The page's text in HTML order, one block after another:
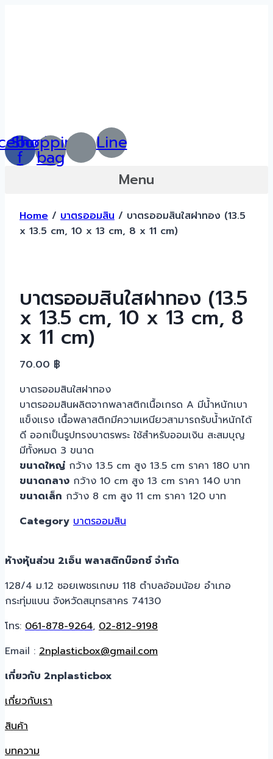
f
Shopping-
bag
Line
Menu
Home / บาตรออมสิน / บาตรออมสินใสฝาทอง (13.5
x 13.5 cm, 10 x 13 cm, 8 x 11 cm)
บาตรออมสินใสฝาทอง (13.5
x 13.5 cm, 10 x 13 cm, 8
x 11 cm)
70.00 ฿
บาตรออมสินใสฝาทอง
บาตรออมสินผลิตจากพลาสติกเนื้อเกรด A มีน้ำหนักเบา
แข็งเเรง เนื้อพลาสติกมีความเหนียวสามารถรับน้ำหนักได้
ดี ออกเป็นรูปทรงบาตรพระ ใช้สำหรับออมเงิน สะสมบุญ
มีทั้งหมด 3 ขนาด
ขนาดใหญ่ กว้าง 13.5 cm สูง 13.5 cm ราคา 180 บาท
ขนาดกลาง กว้าง 10 cm สูง 13 cm ราคา 140 บาท
ขนาดเล็ก กว้าง 8 cm สูง 11 cm ราคา 120 บาท
Category บาตรออมสิน
ห้างหุ้นส่วน 2เอ็น พลาสติกบ๊อกซ์ จำกัด
128/4 ม.12 ซอยเพชรเกษม 118 ตำบลอ้อมน้อย อำเภอ
กระทุ่มแบน จังหวัดสมุทรสาคร 74130
โทร: 061-878-9264, 02-812-9198
Email : 2nplasticbox@gmail.com
เกี่ยวกับ 2nplasticbox
เกี่ยวกับเรา
สินค้า
บทความ